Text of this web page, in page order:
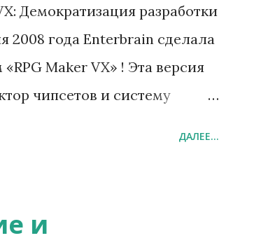
Демократизация разработки
2008 года Enterbrain сделала
Maker VX» ! Эта версия
чипсетов и систему
система актёров (до 999
ДАЛЕЕ...
и